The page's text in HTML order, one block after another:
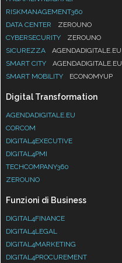
RISKMANAGEMENT360
DATA CENTER
ZEROUNO
CYBERSECURITY
ZEROUNO
SICUREZZA
AGENDADIGITALE.EU
SMART CITY
AGENDADIGITALE.EU
SMART MOBILITY
ECONOMYUP
Digital Transformation
AGENDADIGITALE.EU
CORCOM
DIGITAL4EXECUTIVE
DIGITAL4PMI
TECHCOMPANY360
ZEROUNO
Funzioni di Business
DIGITAL4FINANCE
DIGITAL4LEGAL
DIGITAL4MARKETING
DIGITAL4PROCUREMENT